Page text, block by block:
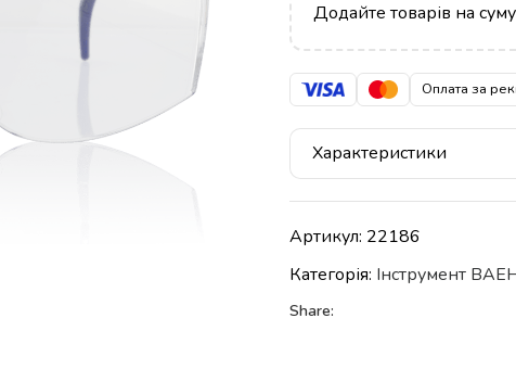
Додайте товарів на
Оплата за
Характеристики
Артикул: 22186
Категорія: Iнструмент
Share: